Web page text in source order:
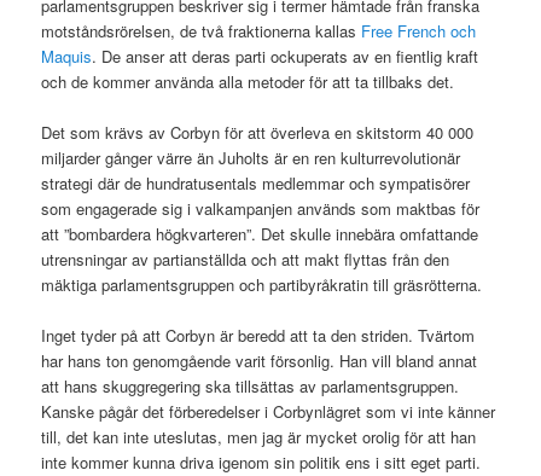
parlamentsgruppen beskriver sig i termer hämtade från franska
motståndsrörelsen, de två fraktionerna kallas Free French och
Maquis. De anser att deras parti ockuperats av en fientlig kraft
och de kommer använda alla metoder för att ta tillbaks det.
Det som krävs av Corbyn för att överleva en skitstorm 40 000
miljarder gånger värre än Juholts är en ren kulturrevolutionär
strategi där de hundratusentals medlemmar och sympatisörer
som engagerade sig i valkampanjen används som maktbas för
att ”bombardera högkvarteren”. Det skulle innebära omfattande
utrensningar av partianställda och att makt flyttas från den
mäktiga parlamentsgruppen och partibyråkratin till gräsrötterna.
Inget tyder på att Corbyn är beredd att ta den striden. Tvärtom
har hans ton genomgående varit försonlig. Han vill bland annat
att hans skuggregering ska tillsättas av parlamentsgruppen.
Kanske pågår det förberedelser i Corbynlägret som vi inte känner
till, det kan inte uteslutas, men jag är mycket orolig för att han
inte kommer kunna driva igenom sin politik ens i sitt eget parti.